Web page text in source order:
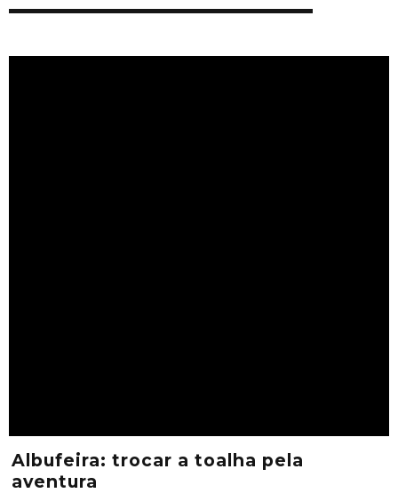
Albufeira: trocar a toalha pela
aventura